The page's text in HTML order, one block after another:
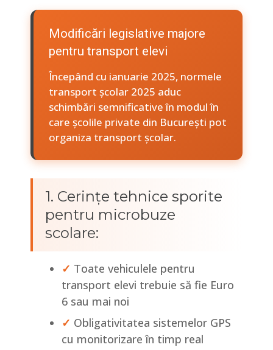
Modificări legislative majore
pentru transport elevi
Începând cu ianuarie 2025, normele
transport școlar 2025 aduc
schimbări semnificative în modul în
care școlile private din București pot
organiza transport școlar.
1. Cerințe tehnice sporite
pentru microbuze
scolare:
✓ Toate vehiculele pentru
transport elevi trebuie să fie Euro
6 sau mai noi
✓ Obligativitatea sistemelor GPS
cu monitorizare în timp real